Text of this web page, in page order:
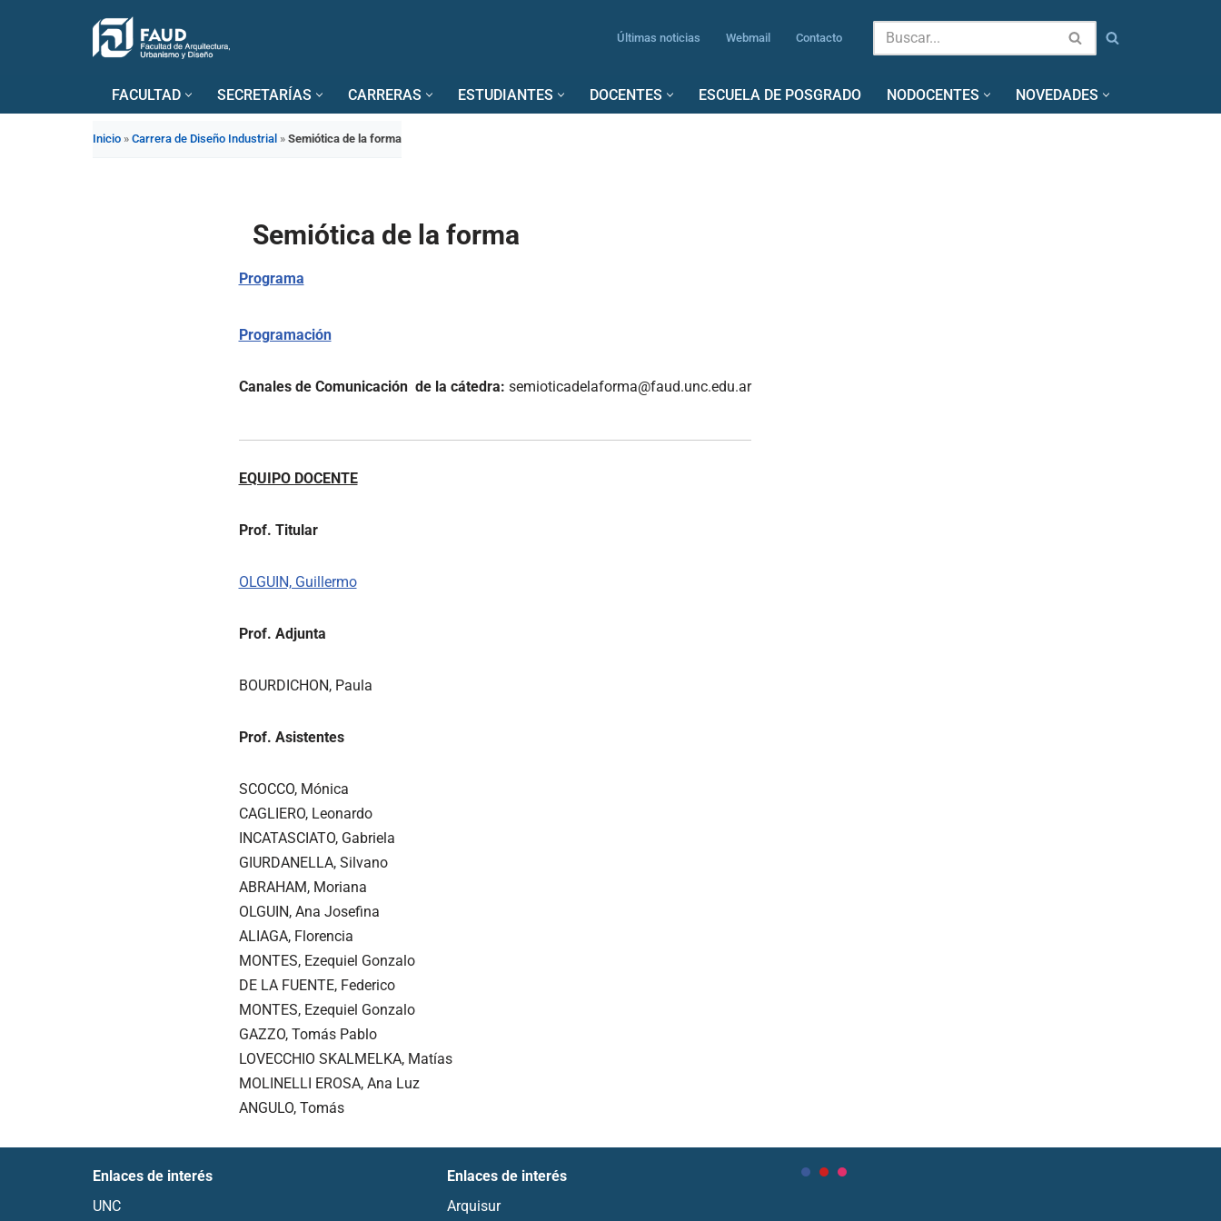
Últimas noticias Webmail Contacto
FACULTAD SECRETARÍAS CARRERAS ESTUDIANTES DOCENTES ESCUELA DE POSGRADO NODOCENTES NOVEDADES
Inicio » Carrera de Diseño Industrial » Semiótica de la forma
Semiótica de la forma
Programa
Programación
Canales de Comunicación de la cátedra: semioticadelaforma@faud.unc.edu.ar
EQUIPO DOCENTE
Prof. Titular
OLGUIN, Guillermo
Prof. Adjunta
BOURDICHON, Paula
Prof. Asistentes
SCOCCO, Mónica
CAGLIERO, Leonardo
INCATASCIATO, Gabriela
GIURDANELLA, Silvano
ABRAHAM, Moriana
OLGUIN, Ana Josefina
ALIAGA, Florencia
MONTES, Ezequiel Gonzalo
DE LA FUENTE, Federico
MONTES, Ezequiel Gonzalo
GAZZO, Tomás Pablo
LOVECCHIO SKALMELKA, Matías
MOLINELLI EROSA, Ana Luz
ANGULO, Tomás
Enlaces de interés
UNC
Enlaces de interés
Arquisur